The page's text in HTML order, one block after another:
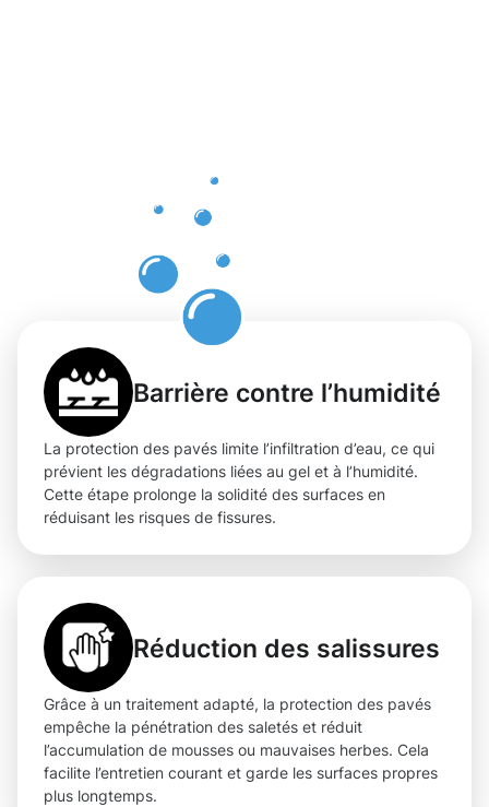
Barrière contre l’humidité
La protection des pavés limite l’infiltration d’eau, ce qui
prévient les dégradations liées au gel et à l’humidité.
Cette étape prolonge la solidité des surfaces en
réduisant les risques de fissures.
Réduction des salissures
Grâce à un traitement adapté, la protection des pavés
empêche la pénétration des saletés et réduit
l’accumulation de mousses ou mauvaises herbes. Cela
facilite l’entretien courant et garde les surfaces propres
plus longtemps.